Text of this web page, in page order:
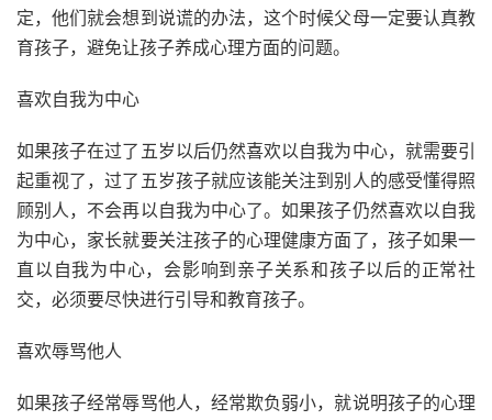
定，他们就会想到说谎的办法，这个时候父母一定要认真教
育孩子，避免让孩子养成心理方面的问题。
喜欢自我为中心
如果孩子在过了五岁以后仍然喜欢以自我为中心，就需要引
起重视了，过了五岁孩子就应该能关注到别人的感受懂得照
顾别人，不会再以自我为中心了。如果孩子仍然喜欢以自我
为中心，家长就要关注孩子的心理健康方面了，孩子如果一
直以自我为中心，会影响到亲子关系和孩子以后的正常社
交，必须要尽快进行引导和教育孩子。
喜欢辱骂他人
如果孩子经常辱骂他人，经常欺负弱小，就说明孩子的心理